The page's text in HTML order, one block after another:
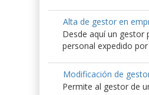
Alta de gestor en
Desde aquí un gestor
personal expedido
Modificación de
Permite al gestor de